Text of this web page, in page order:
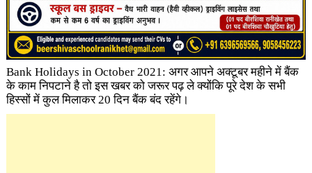
Bank Holidays in October 2021: अगर आपने अक्टूबर महीने में बैंक
के काम निपटाने है तो इस खबर को जरूर पढ़ ले क्योंकि पूरे देश के सभी
हिस्सों में कुल मिलाकर 20 दिन बैंक बंद रहेंगे।